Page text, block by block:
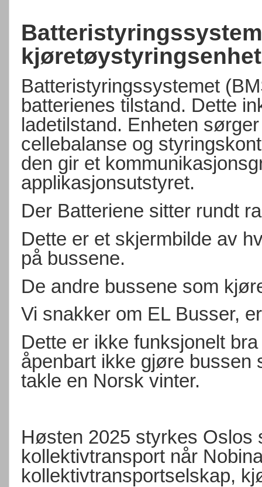
kjøretøystyringsenhet
Batteristyringssystemet
batterienes tilstand. Dette
ladetilstand. Enheten
cellebalanse og
den gir et
applikasjonsutstyret.
Der Batteriene sitter rundt
Dette er et skjermbilde av
på bussene.
De andre bussene som
Vi snakker om EL Busser,
Dette er ikke funksjonelt
åpenbart ikke gjøre bussen
takle en Norsk vinter.
Høsten 2025 styrkes Oslos
kollektivtransport når
kollektivtransportselskap,